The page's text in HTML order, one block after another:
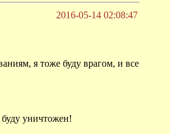
2016-05-14 02:08:47
я тоже буду врагом, и все
уничтожен!